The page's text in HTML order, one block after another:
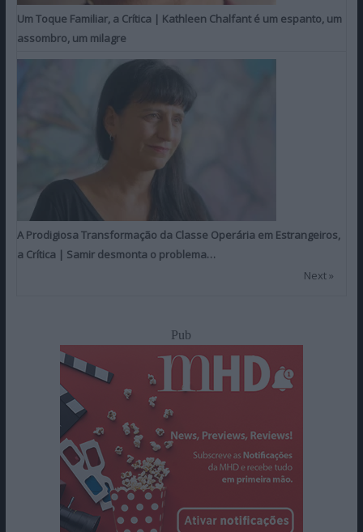
Um Toque Familiar, a Crítica | Kathleen Chalfant é um espanto, um
assombro, um milagre
A Prodigiosa Transformação da Classe Operária em Estrangeiros,
a Crítica | Samir desmonta o problema…
Next »
Pub